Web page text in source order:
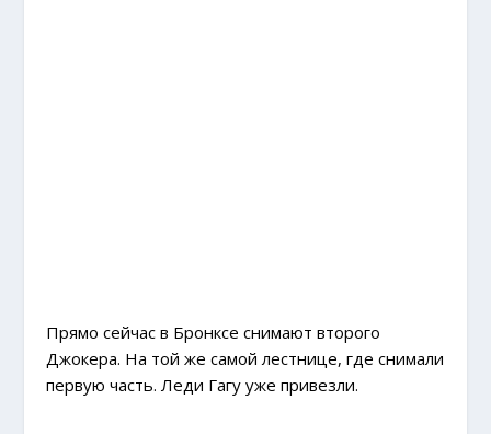
Прямо сейчас в Бронксе снимают второго
Джокера. На той же самой лестнице, где снимали
первую часть. Леди Гагу уже привезли.